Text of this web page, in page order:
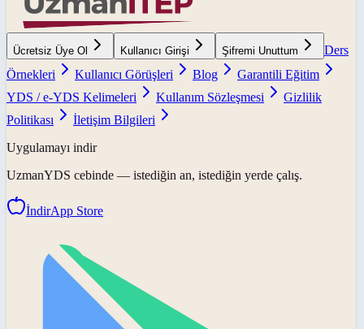
Ücretsiz Üye Ol Kullanıcı Girişi Şifremi Unuttum
Ders
Örnekleri
Kullanıcı Görüşleri Blog
Garantili Eğitim
YDS / e-YDS Kelimeleri
Kullanım Sözleşmesi
Gizlilik
Politikası
İletişim Bilgileri
Uygulamayı indir
UzmanYDS cebinde — istediğin an, istediğin yerde çalış.
İndirApp Store